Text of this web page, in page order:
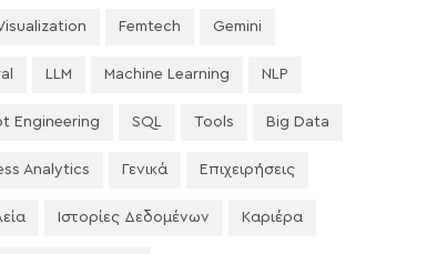
Femtech Gemini
LLM Machine Learning NLP
Engineering SQL Tools Big Data
Analytics Γενικά Επιχειρήσεις
Ιστορίες Δεδομένων Καριέρα